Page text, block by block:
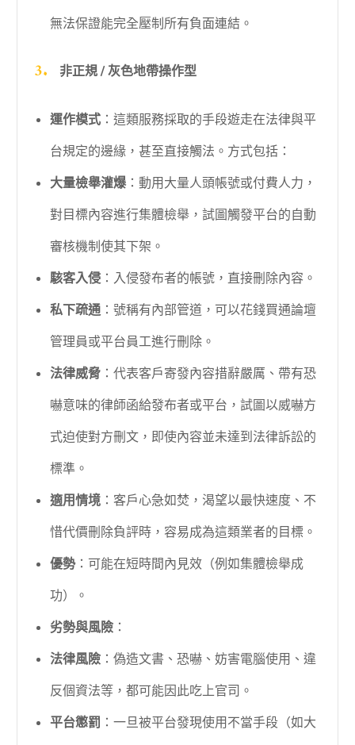
無法保證能完全壓制所有負面連結。
非正規 / 灰色地帶操作型
運作模式 ：這類服務採取的手段遊走在法律與平
台規定的邊緣，甚至直接觸法。方式包括：
大量檢舉灌爆：動用大量人頭帳號或付費人力，
對目標內容進行集體檢舉，試圖觸發平台的自動
審核機制使其下架。
駭客入侵：入侵發布者的帳號，直接刪除內容。
私下疏通：號稱有內部管道，可以花錢買通論壇
管理員或平台員工進行刪除。
法律威脅 ：代表客戶寄發內容措辭嚴厲、帶有恐
嚇意味的律師函給發布者或平台，試圖以威嚇方
式迫使對方刪文，即使內容並未達到法律訴訟的
標準。
適用情境 ：客戶心急如焚，渴望以最快速度、不
惜代價刪除負評時，容易成為這類業者的目標。
優勢：可能在短時間內見效（例如集體檢舉成
功）。
劣勢與風險 ：
法律風險 ：偽造文書、恐嚇、妨害電腦使用、違
反個資法等，都可能因此吃上官司。
平台懲罰 ：一旦被平台發現使用不當手段（如大